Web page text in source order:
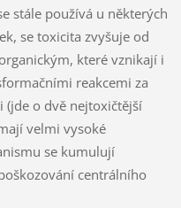
stále používá u některých
se toxicita zvyšuje od
které vznikají i
reakcemi za
o dvě nejtoxičtější
velmi vysoké
se kumulují
centrálního